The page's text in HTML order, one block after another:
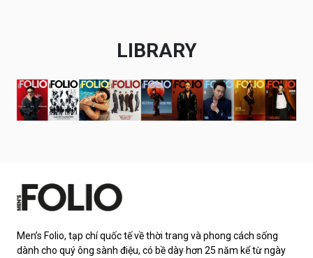
LIBRARY
Men’s Folio, tạp chí quốc tế về thời trang và phong cách sống
dành cho quý ông sành điệu, có bề dày hơn 25 năm kể từ ngày